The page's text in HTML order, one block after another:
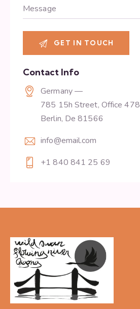
Contact Info
Germany —
785 15h Street, Office 478
Berlin, De 81566
info@email.com
+1 840 841 25 69